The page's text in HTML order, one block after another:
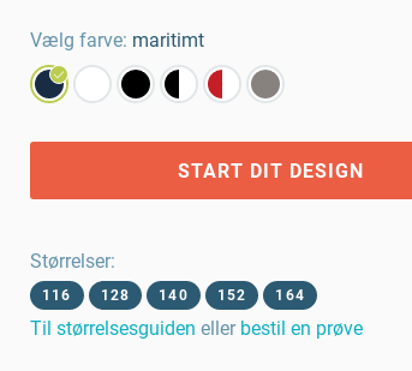
Vælg farve: maritimt
START DIT DESIGN
Størrelser:
116 128 140 152 164
Til størrelsesguiden eller bestil en prøve